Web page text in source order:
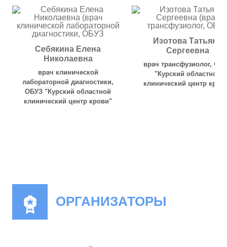
Себякина Елена
Николаевна
врач клинической
лабораторной диагностики,
ОБУЗ "Курский областной
клинический центр крови"
Изотова Татьяна
Сергеевна
врач трансфузиолог,
"Курский областной
клинический центр
ОРГАНИЗАТОРЫ